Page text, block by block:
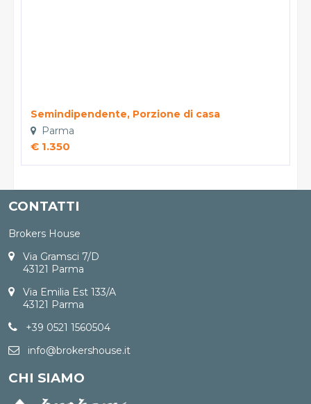
Semindipendente, Porzione di casa
Parma
€ 1.350
CONTATTI
Brokers House
Via Gramsci 7/D
43121 Parma
Via Emilia Est 133/A
43121 Parma
+39 0521 1560504
info@brokershouse.it
CHI SIAMO